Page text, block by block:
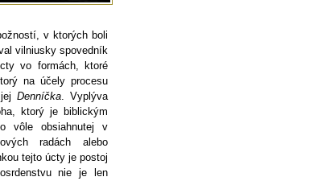
v ktorých boli
vilniusky spovedník
vo formách, ktoré
na účely procesu
Denníčka. Vyplýva
ktorý je biblickým
vôle obsiahnutej v
radách alebo
tejto úcty je postoj
nie je len